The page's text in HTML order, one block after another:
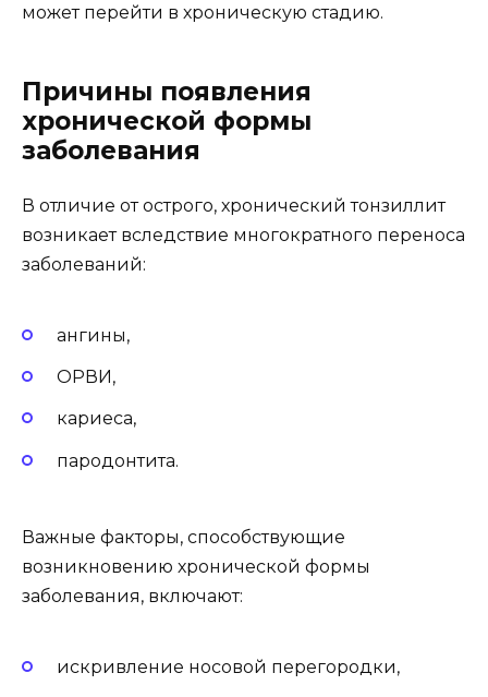
может перейти в хроническую стадию.
Причины появления
хронической формы
заболевания
В отличие от острого, хронический тонзиллит
возникает вследствие многократного переноса
заболеваний:
ангины,
ОРВИ,
кариеса,
пародонтита.
Важные факторы, способствующие
возникновению хронической формы
заболевания, включают:
искривление носовой перегородки,